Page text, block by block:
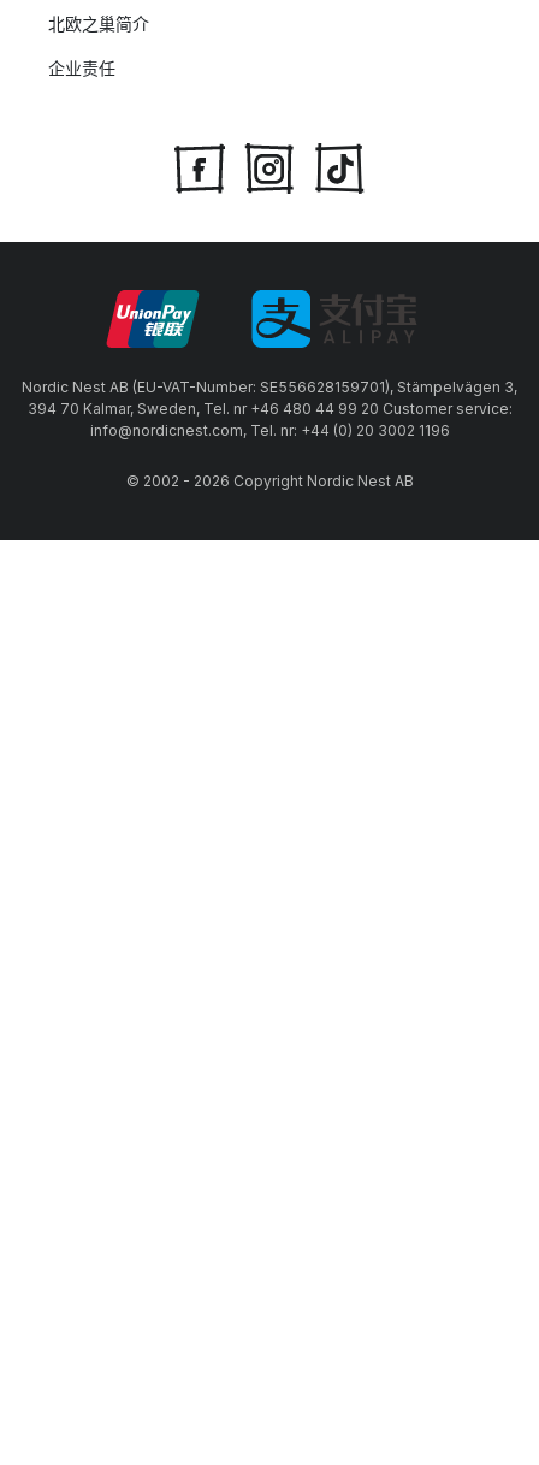
北欧之巢简介
企业责任
Nordic Nest AB (EU-VAT-Number: SE556628159701), Stämpelvägen 3,
394 70 Kalmar, Sweden, Tel. nr +46 480 44 99 20 Customer service:
info@nordicnest.com, Tel. nr: +44 (0) 20 3002 1196
© 2002 - 2026 Copyright Nordic Nest AB